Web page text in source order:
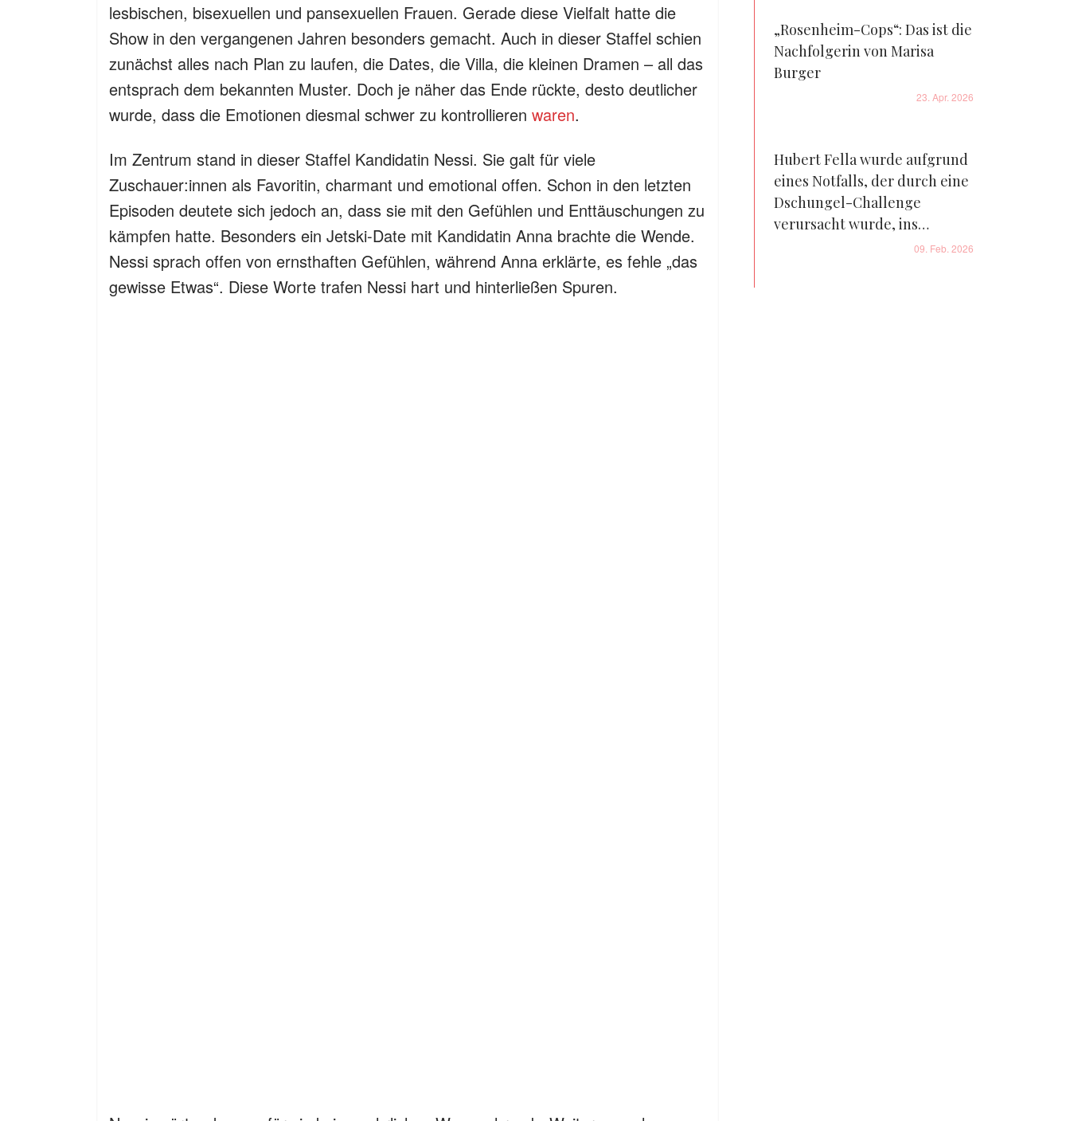
lesbischen, bisexuellen und pansexuellen Frauen. Gerade diese Vielfalt hatte die
Show in den vergangenen Jahren besonders gemacht. Auch in dieser Staffel schien
zunächst alles nach Plan zu laufen, die Dates, die Villa, die kleinen Dramen – all das
entsprach dem bekannten Muster. Doch je näher das Ende rückte, desto deutlicher
wurde, dass die Emotionen diesmal schwer zu kontrollieren waren.
Im Zentrum stand in dieser Staffel Kandidatin Nessi. Sie galt für viele
Zuschauer:innen als Favoritin, charmant und emotional offen. Schon in den letzten
Episoden deutete sich jedoch an, dass sie mit den Gefühlen und Enttäuschungen zu
kämpfen hatte. Besonders ein Jetski-Date mit Kandidatin Anna brachte die Wende.
Nessi sprach offen von ernsthaften Gefühlen, während Anna erklärte, es fehle „das
gewisse Etwas“. Diese Worte trafen Nessi hart und hinterließen Spuren.
„Rosenheim-Cops“: Das ist die
Nachfolgerin von Marisa
Burger
23. Apr. 2026
Hubert Fella wurde aufgrund
eines Notfalls, der durch eine
Dschungel-Challenge
verursacht wurde, ins
Krankenhaus gebracht09. Feb. 2026